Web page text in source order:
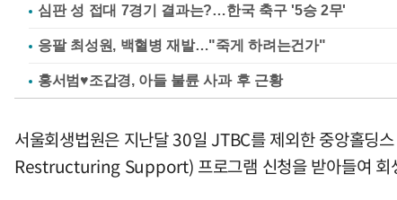
심판 성 접대 7경기 결과는?…한국 축구 '5승 2무'
응팔 최성원, 백혈병 재발…"죽게 하려는건가"
홍서범♥조갑경, 아들 불륜 사과 후 근황
서울회생법원은 지난달 30일 JTBC를 제외한 중앙홀
Restructuring Support) 프로그램 신청을 받아들여 회